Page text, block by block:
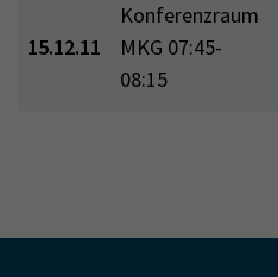
15.12.11
Konferenzraum
MKG 07:45-
08:15